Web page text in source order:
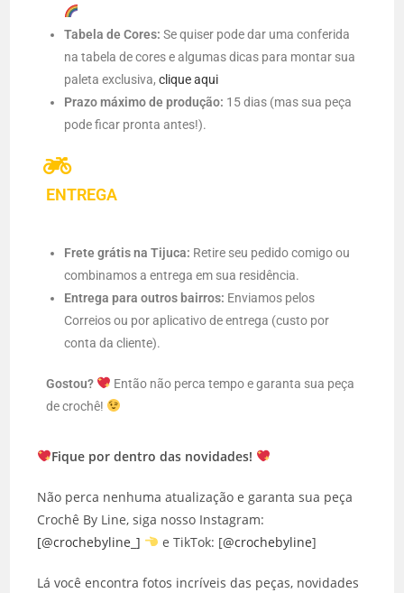
Tabela de Cores: Se quiser pode dar uma conferida
na tabela de cores e algumas dicas para montar sua
paleta exclusiva,clique aqui
Prazo máximo de produção: 15 dias (mas sua peça
pode ficar pronta antes!).
ENTREGA
Frete grátis na Tijuca: Retire seu pedido comigo ou
combinamos a entrega em sua residência.
Entrega para outros bairros: Enviamos pelos
Correios ou por aplicativo de entrega (custo por
conta da cliente).
Gostou?
Então não perca tempo e garanta sua peça
de crochê!
Fique por dentro das novidades!
Não perca nenhuma atualização e garanta sua peça
Crochê By Line, siga nosso Instagram:
[@crochebyline_]
e TikTok: [@crochebyline]
Lá você encontra fotos incríveis das peças, novidades